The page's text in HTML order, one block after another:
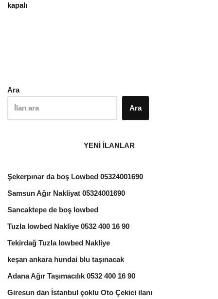
kapalı
Ara
Ara
YENİ İLANLAR
Şekerpınar da boş Lowbed 05324001690
Samsun Ağır Nakliyat 05324001690
Sancaktepe de boş lowbed
Tuzla lowbed Nakliye 0532 400 16 90
Tekirdağ Tuzla lowbed Nakliye
keşan ankara hundai blu taşınacak
Adana Ağır Taşımacılık 0532 400 16 90
Giresun dan İstanbul çoklu Oto Çekici ilanı